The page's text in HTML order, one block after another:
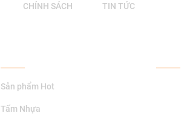
CHÍNH SÁCH TIN TỨC
Sản phẩm Hot
Tấm Nhựa